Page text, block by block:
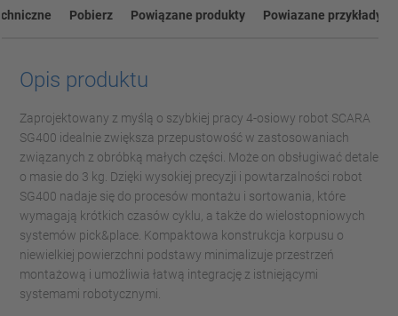
Pobierz Powiązane produkty Powiazane przykłady
Opis produktu
Zaprojektowany z myślą o szybkiej pracy 4-osiowy robot SCARA
SG400 idealnie zwiększa przepustowość w zastosowaniach
związanych z obróbką małych części. Może on obsługiwać detale
o masie do 3 kg. Dzięki wysokiej precyzji i powtarzalności robot
SG400 nadaje się do procesów montażu i sortowania, które
wymagają krótkich czasów cyklu, a także do wielostopniowych
systemów pick&place. Kompaktowa konstrukcja korpusu o
niewielkiej powierzchni podstawy minimalizuje przestrzeń
montażową i umożliwia łatwą integrację z istniejącymi
systemami robotycznymi.